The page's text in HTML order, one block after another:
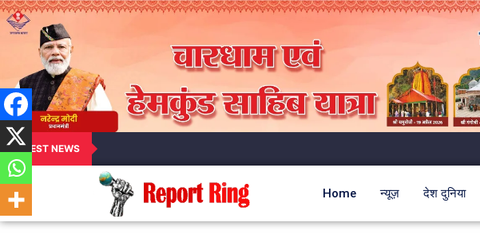
LATEST NEWS
Home न्यूज़ देश दुनिया